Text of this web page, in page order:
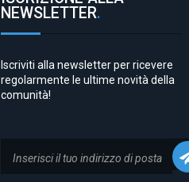
NEWSLETTER.
Iscriviti alla newsletter per ricevere
regolarmente le ultime novità della
comunità!